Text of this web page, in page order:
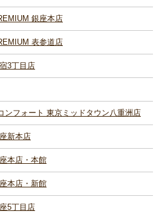
銀座本店
表参道店
3丁目店
ンフォート 東京ミッドタウン八重洲店
新本店
本店・本館
本店・新館
5丁目店